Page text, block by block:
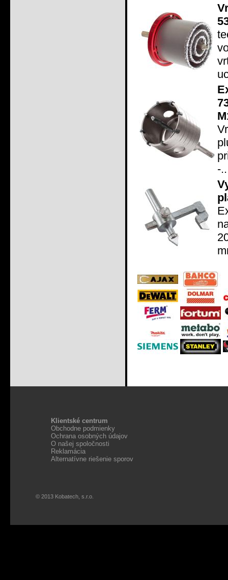
-
Klientské centrum
Obchodne podmienky
Ochrana osobných údajov
O našej spoločnosti
Reklamácia
Alternatívne riešenie sporov
© 2013 Kobatech, s.r.o.